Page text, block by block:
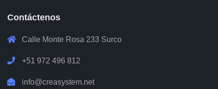
Contáctenos
Calle Monte Rosa 233 Surco
+51 972 496 812
info@creasystem.net